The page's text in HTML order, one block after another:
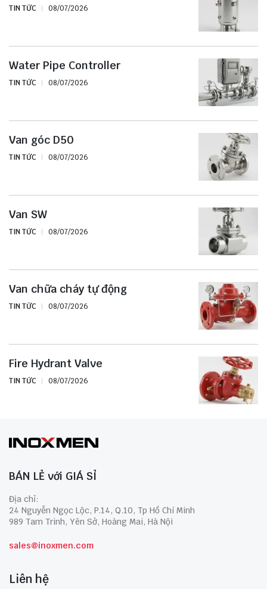
TIN TỨC 08/07/2026
Water Pipe Controller
TIN TỨC 08/07/2026
Van góc D50
TIN TỨC 08/07/2026
Van SW
TIN TỨC 08/07/2026
Van chữa cháy tự động
TIN TỨC 08/07/2026
Fire Hydrant Valve
TIN TỨC 08/07/2026
BÁN LẺ với GIÁ SỈ
Địa chỉ:
24 Nguyễn Ngọc Lộc, P.14, Q.10, Tp Hồ Chí Minh
989 Tam Trinh, Yên Sở, Hoàng Mai, Hà Nội
sales@inoxmen.com
Liên hệ